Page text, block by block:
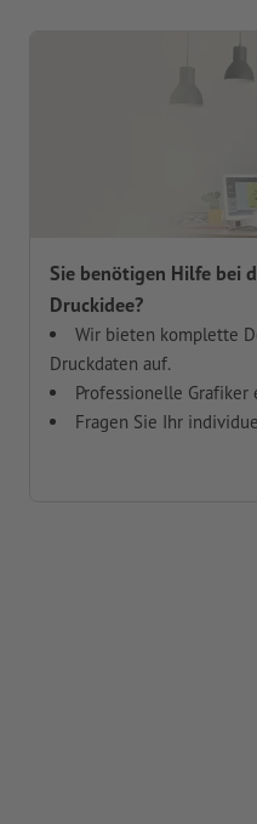
Sie benötigen Hilfe bei
Druckidee?
Wir bieten komplette
Druckdaten auf.
Professionelle
Fragen Sie Ihr